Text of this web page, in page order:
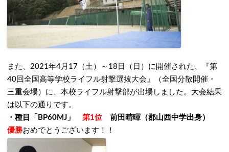
また、2021年4月17（土）～18日（日）に開催された、『第
40回全国高等学校ライフル射撃選抜大会』（全国分散開催・
三重会場）に、本校ライフル射撃部が出場しました。大会結果
は以下の通りです。
・種目「BP60MJ」 第1位 前田晴暉（郡山西中学出身）
優勝おめでとうございます！！